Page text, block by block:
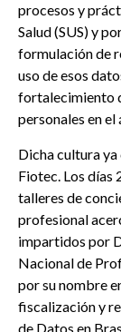
procesos y
Salud (SUS) y
formulación de
uso de esos
fortalecimiento
personales en el
Dicha cultura
Fiotec. Los días
talleres de
profesional
impartidos por
Nacional de
por su nombre
fiscalización y
de Datos en